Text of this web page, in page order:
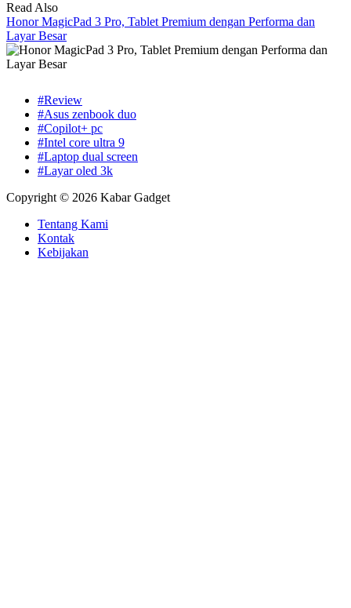
Read Also
Honor MagicPad 3 Pro, Tablet Premium dengan Performa dan
Layar Besar
#Review
#Asus zenbook duo
#Copilot+ pc
#Intel core ultra 9
#Laptop dual screen
#Layar oled 3k
Copyright © 2026 Kabar Gadget
Tentang Kami
Kontak
Kebijakan